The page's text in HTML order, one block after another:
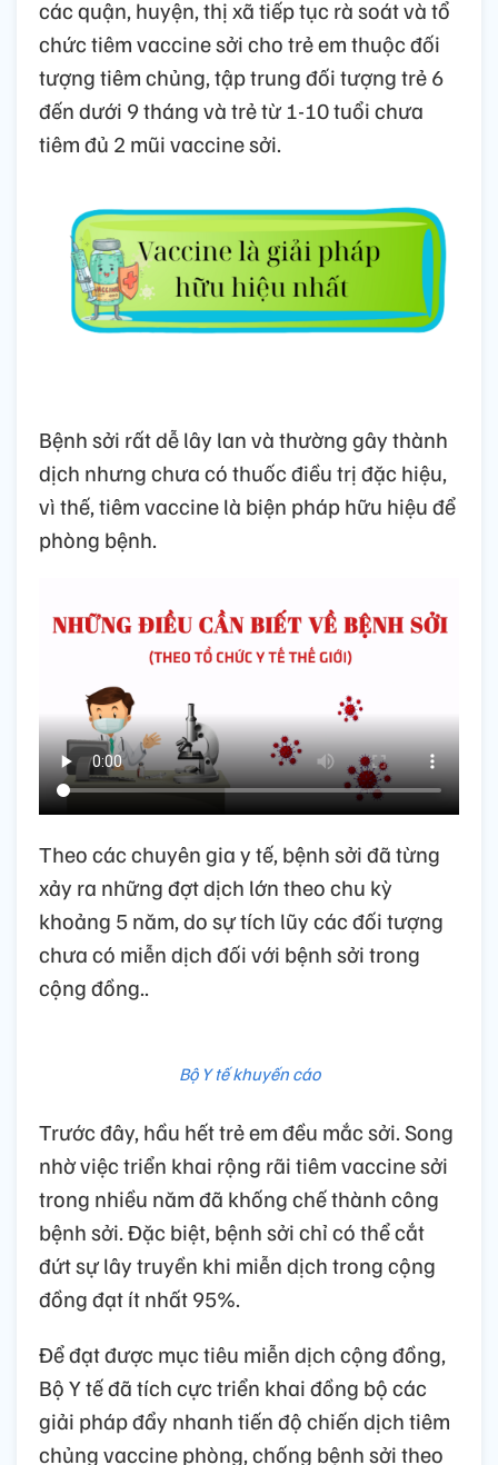
các quận, huyện, thị xã tiếp tục rà soát và tổ
chức tiêm vaccine sởi cho trẻ em thuộc đối
tượng tiêm chủng, tập trung đối tượng trẻ 6
đến dưới 9 tháng và trẻ từ 1-10 tuổi chưa
tiêm đủ 2 mũi vaccine sởi.
Bệnh sởi rất dễ lây lan và thường gây thành
dịch nhưng chưa có thuốc điều trị đặc hiệu,
vì thế, tiêm vaccine là biện pháp hữu hiệu để
phòng bệnh.
Theo các chuyên gia y tế, bệnh sởi đã từng
xảy ra những đợt dịch lớn theo chu kỳ
khoảng 5 năm, do sự tích lũy các đối tượng
chưa có miễn dịch đối với bệnh sởi trong
cộng đồng..
Bộ Y tế khuyến cáo
Trước đây, hầu hết trẻ em đều mắc sởi. Song
nhờ việc triển khai rộng rãi tiêm vaccine sởi
trong nhiều năm đã khống chế thành công
bệnh sởi. Đặc biệt, bệnh sởi chỉ có thể cắt
đứt sự lây truyền khi miễn dịch trong cộng
đồng đạt ít nhất 95%.
Để đạt được mục tiêu miễn dịch cộng đồng,
Bộ Y tế đã tích cực triển khai đồng bộ các
giải pháp đẩy nhanh tiến độ chiến dịch tiêm
chủng vaccine phòng, chống bệnh sởi theo